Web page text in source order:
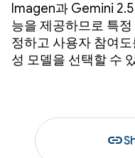
Imagen과 Gemini
능을 제공하므로 특
정하고 사용자 참여
성 모델을 선택할 수
link